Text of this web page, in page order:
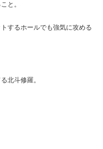
と。
するホールでも強気に攻める
北斗修羅。